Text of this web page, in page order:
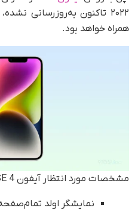
۲۰۲۲ تاکنون به‌روزرسانی
همراه خواهد بود.
مشخصات مورد انتظار آیفون SE 4 عبارت‌اند از:
نمایشگر اولد